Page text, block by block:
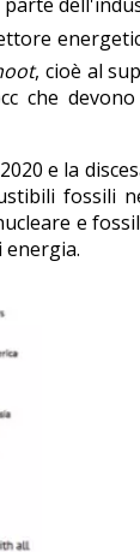
, cioè al
che
e la
fossili
e
energia.